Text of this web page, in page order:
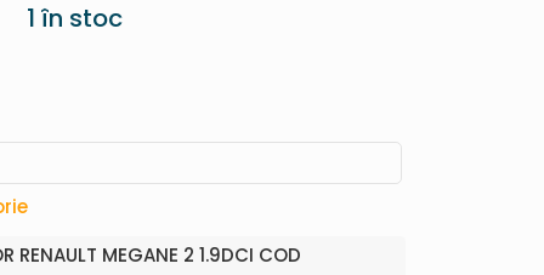
1 în stoc
RENAULT MEGANE 2 1.9DCI COD